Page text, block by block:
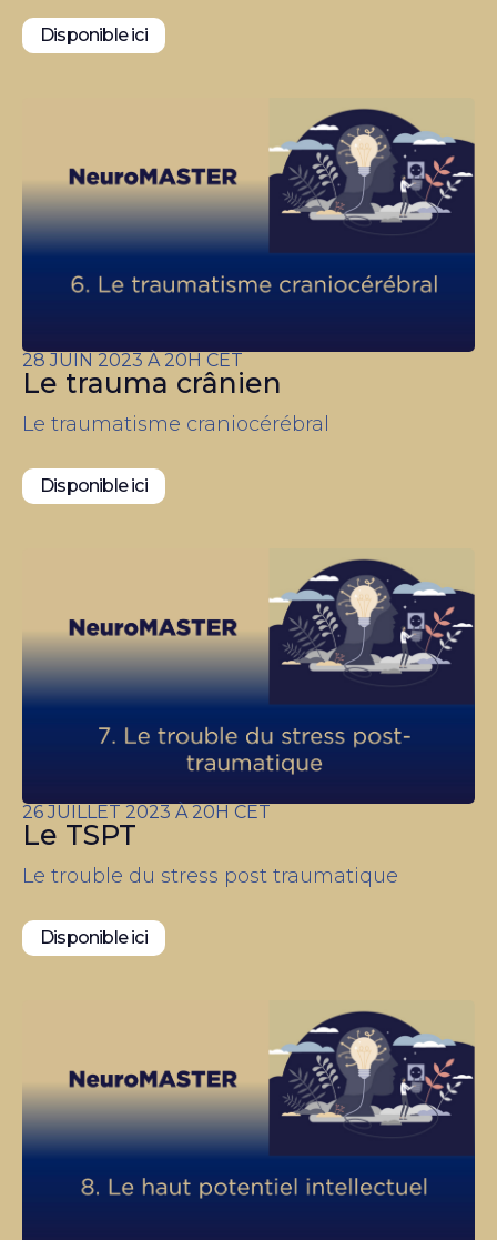
Disponible ici
28 JUIN 2023 À 20H CET
Le trauma crânien
Le traumatisme craniocérébral
Disponible ici
26 JUILLET 2023 À 20H CET
Le TSPT
Le trouble du stress post traumatique
Disponible ici